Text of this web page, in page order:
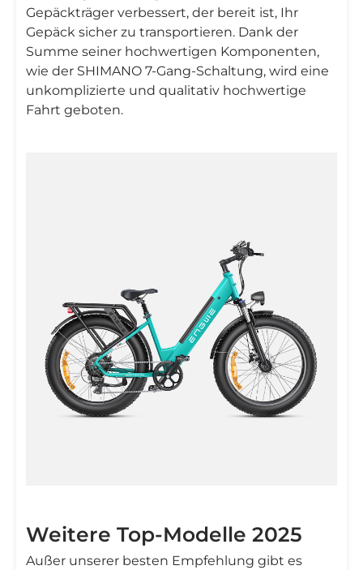
Gepäckträger verbessert, der bereit ist, Ihr
Gepäck sicher zu transportieren. Dank der
Summe seiner hochwertigen Komponenten,
wie der SHIMANO 7-Gang-Schaltung, wird eine
unkomplizierte und qualitativ hochwertige
Fahrt geboten.
Weitere Top-Modelle 2025
Außer unserer besten Empfehlung gibt es